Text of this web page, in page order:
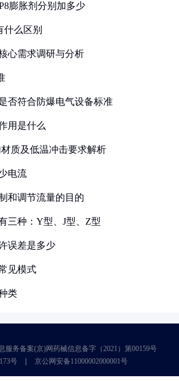
膨胀剂分别加多少
什么区别
心需求调研与分析
否符合防爆电气设备标准
用是什么
质及低温冲击要求解析
电流
和调节流量的目的
三种：Y型、J型、Z型
误差是多少
见模式
类
服务备案(京)网药械信息备字（2021）第00159号
号
京公网安备11000002000001号